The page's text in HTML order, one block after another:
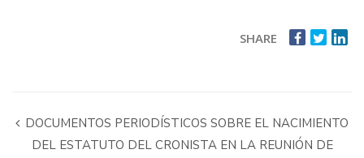
SHARE
DOCUMENTOS PERIODÍSTICOS SOBRE EL NACIMIENTO
DEL ESTATUTO DEL CRONISTA EN LA REUNIÓN DE